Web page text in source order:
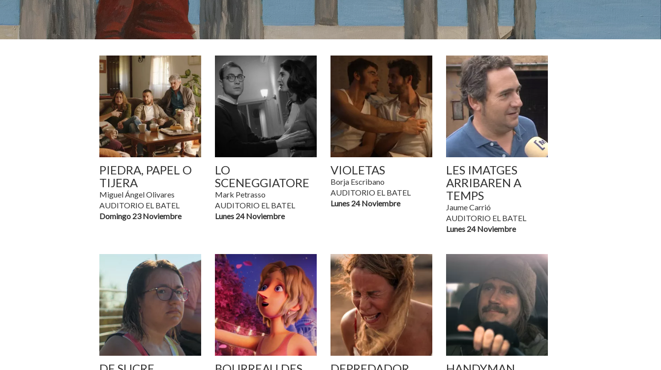
PIEDRA, PAPEL O
TIJERA
Miguel Ángel Olivares
AUDITORIO EL BATEL
Domingo 23 Noviembre
LO
SCENEGGIATORE
Mark Petrasso
AUDITORIO EL BATEL
Lunes 24 Noviembre
VIOLETAS
Borja Escribano
AUDITORIO EL BATEL
Lunes 24 Noviembre
LES IMATGES
ARRIBAREN A
TEMPS
Jaume Carrió
AUDITORIO EL BATEL
Lunes 24 Noviembre